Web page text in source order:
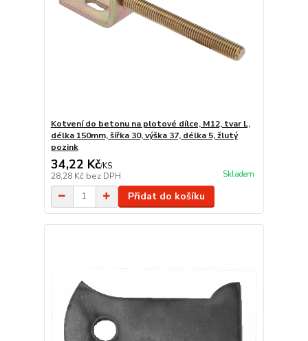
Kotvení do betonu na plotové dílce, M12, tvar L,
délka 150mm, šířka 30, výška 37, délka 5, žlutý
pozink
34,22 Kč/KS
28,28 Kč bez DPH Skladem
Přidat do košíku